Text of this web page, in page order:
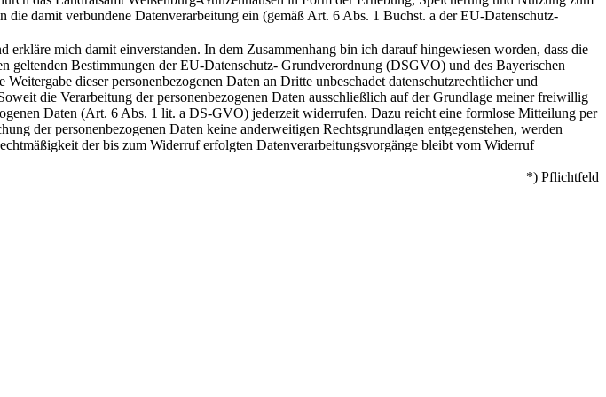
damit verbundene Datenverarbeitung ein (gemäß Art. 6 Abs. 1 Buchst. a der EU-Datenschutz-
erkläre mich damit einverstanden. In dem Zusammenhang bin ich darauf hingewiesen worden, dass die
geltenden Bestimmungen der EU-Datenschutz- Grundverordnung (DSGVO) und des Bayerischen
dieser personenbezogenen Daten an Dritte unbeschadet datenschutzrechtlicher und
die Verarbeitung der personenbezogenen Daten ausschließlich auf der Grundlage meiner freiwillig
Daten (Art. 6 Abs. 1 lit. a DS-GVO) jederzeit widerrufen. Dazu reicht eine formlose Mitteilung per
der personenbezogenen Daten keine anderweitigen Rechtsgrundlagen entgegenstehen, werden
der bis zum Widerruf erfolgten Datenverarbeitungsvorgänge bleibt vom Widerruf
*) Pflichtfeld